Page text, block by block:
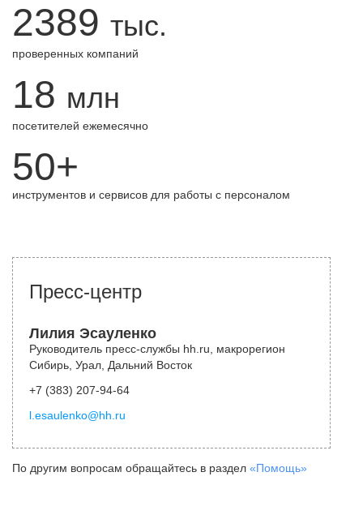
2389 тыс.
проверенных компаний
18 млн
посетителей ежемесячно
50+
инструментов и сервисов для работы с персоналом
Пресс-центр
Лилия Эсауленко
Руководитель пресс-службы hh.ru, макрорегион
Сибирь, Урал, Дальний Восток
+7 (383) 207-94-64
l.esaulenko@hh.ru
По другим вопросам обращайтесь в раздел «Помощь»